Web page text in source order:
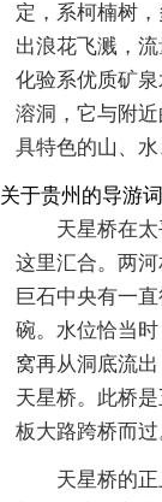
定，系柯楠树
出浪花飞溅，
化验系优质矿
溶洞，它与附
具特色的山、水
关于贵州的导游
天星桥在
这里汇合。两
巨石中央有一
碗。水位恰当
窝再从洞底流
天星桥。此桥
板大路跨桥而过
天星桥的